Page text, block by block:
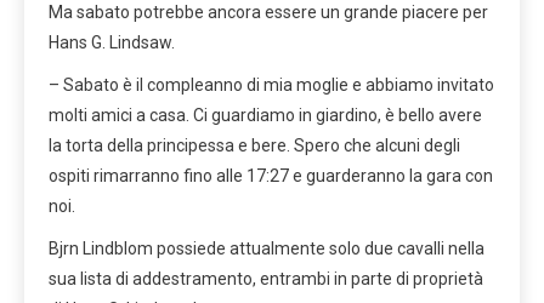
Ma sabato potrebbe ancora essere un grande piacere per
Hans G. Lindsaw.
– Sabato è il compleanno di mia moglie e abbiamo invitato
molti amici a casa. Ci guardiamo in giardino, è bello avere
la torta della principessa e bere. Spero che alcuni degli
ospiti rimarranno fino alle 17:27 e guarderanno la gara con
noi.
Bjrn Lindblom possiede attualmente solo due cavalli nella
sua lista di addestramento, entrambi in parte di proprietà